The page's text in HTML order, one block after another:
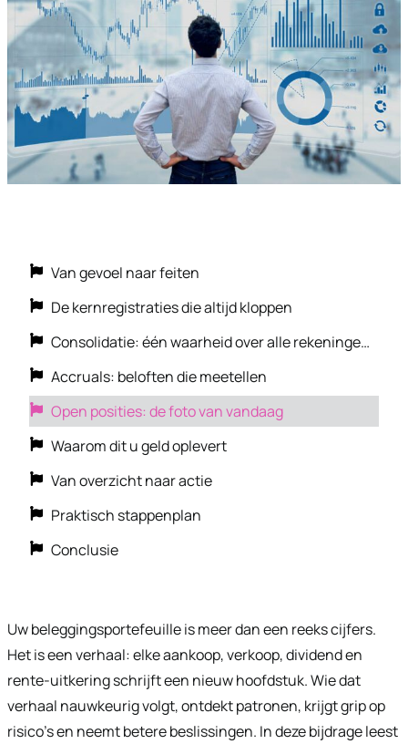
Van gevoel naar feiten
De kernregistraties die altijd kloppen
Consolidatie: één waarheid over alle rekeningen
Accruals: beloften die meetellen
Open posities: de foto van vandaag
Waarom dit u geld oplevert
Van overzicht naar actie
Praktisch stappenplan
Conclusie
Uw beleggingsportefeuille is meer dan een reeks cijfers.
Het is een verhaal: elke aankoop, verkoop, dividend en
rente-uitkering schrijft een nieuw hoofdstuk. Wie dat
verhaal nauwkeurig volgt, ontdekt patronen, krijgt grip op
risico’s en neemt betere beslissingen. In deze bijdrage leest